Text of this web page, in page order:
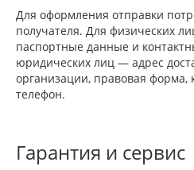
Для оформления отправки
получателя. Для физических
паспортные данные и
юридических лиц — адрес
организации, правовая форма,
телефон.
Гарантия и сервис